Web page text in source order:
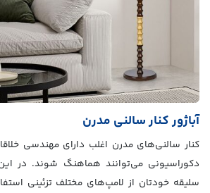
آباژور کنار سالنی مدرن
کنار سالنی‌های مدرن اغلب دارای مهندسی
دکوراسیونی می‌توانند هماهنگ شوند. در این
سلیقه خودتان از لامپ‌های مختلف تزئینی